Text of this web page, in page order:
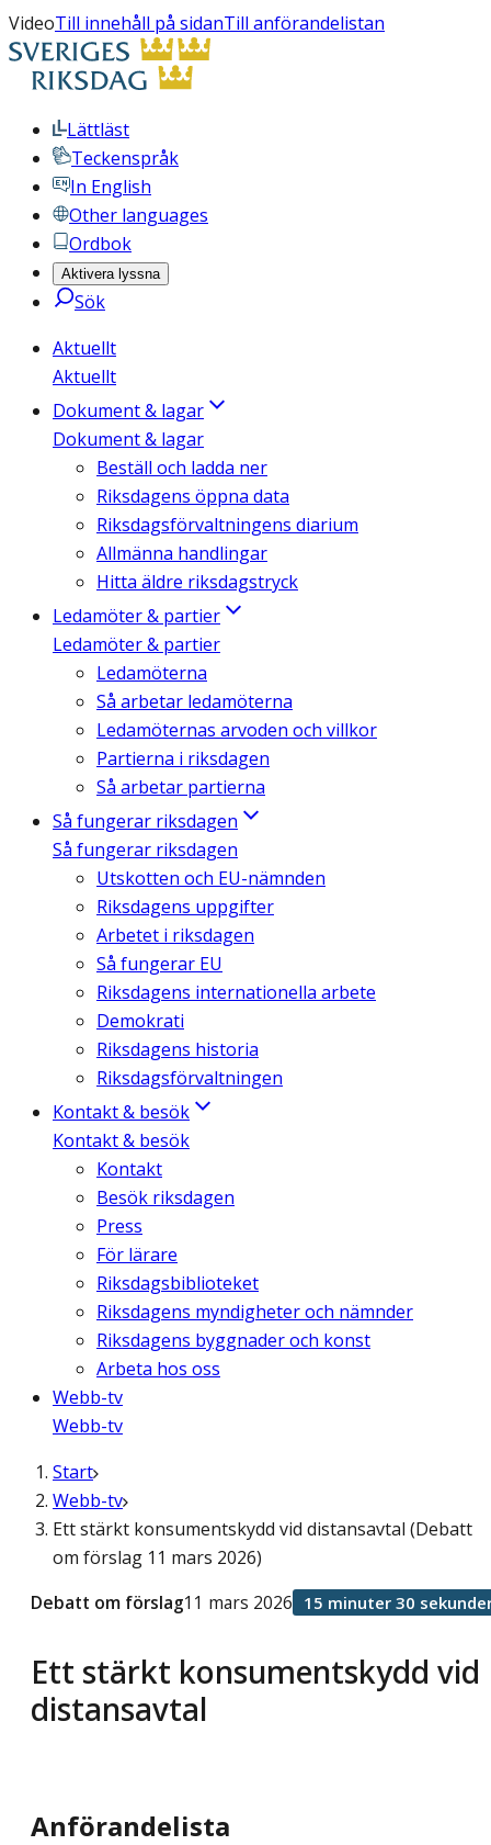
VideoTill innehåll på sidanTill anförandelistan
Lättläst
Teckenspråk
In English
Other languages
Ordbok
Aktivera lyssna
Sök
Aktuellt
Aktuellt
Dokument & lagar
Dokument & lagar
Beställ och ladda ner
Riksdagens öppna data
Riksdagsförvaltningens diarium
Allmänna handlingar
Hitta äldre riksdagstryck
Ledamöter & partier
Ledamöter & partier
Ledamöterna
Så arbetar ledamöterna
Ledamöternas arvoden och villkor
Partierna i riksdagen
Så arbetar partierna
Så fungerar riksdagen
Så fungerar riksdagen
Utskotten och EU-nämnden
Riksdagens uppgifter
Arbetet i riksdagen
Så fungerar EU
Riksdagens internationella arbete
Demokrati
Riksdagens historia
Riksdagsförvaltningen
Kontakt & besök
Kontakt & besök
Kontakt
Besök riksdagen
Press
För lärare
Riksdagsbiblioteket
Riksdagens myndigheter och nämnder
Riksdagens byggnader och konst
Arbeta hos oss
Webb-tv
Webb-tv
Start
Webb-tv
Ett stärkt konsumentskydd vid distansavtal (Debatt
om förslag 11 mars 2026)
Ett stärkt konsumentskydd vid
distansavtal
Debatt om förslag11 mars 2026 15 minuter 30
Anförandelista